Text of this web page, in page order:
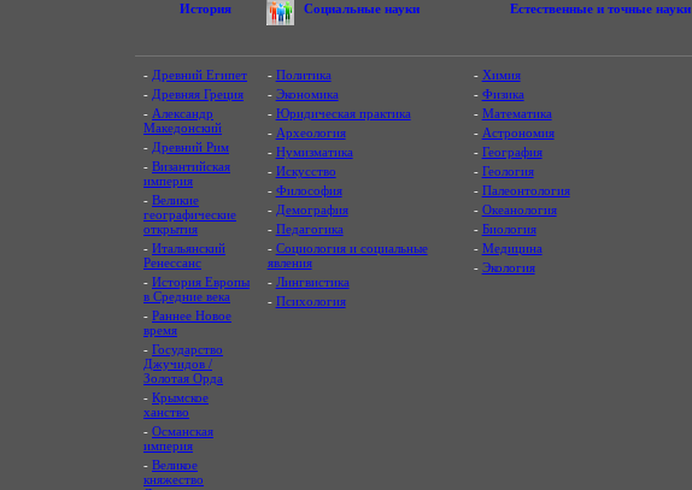
История Социальные науки Естественные и точные науки
- Древний Египет
- Древняя Греция
- Александр
Македонский
- Древний Рим
- Византийская
империя
- Великие
географические
открытия
- Итальянский
Ренессанс
- История Европы
в Средние века
- Раннее Новое
время
- Государство
Джучидов /
Золотая Орда
- Крымское
ханство
- Османская
империя
- Великое
княжество
- Политика
- Экономика
- Юридическая практика
- Археология
- Нумизматика
- Искусство
- Философия
- Демография
- Педагогика
- Социология и социальные
явления
- Лингвистика
- Психология
- Химия
- Физика
- Математика
- Астрономия
- География
- Геология
- Палеонтология
- Океанология
- Биология
- Медицина
- Экология